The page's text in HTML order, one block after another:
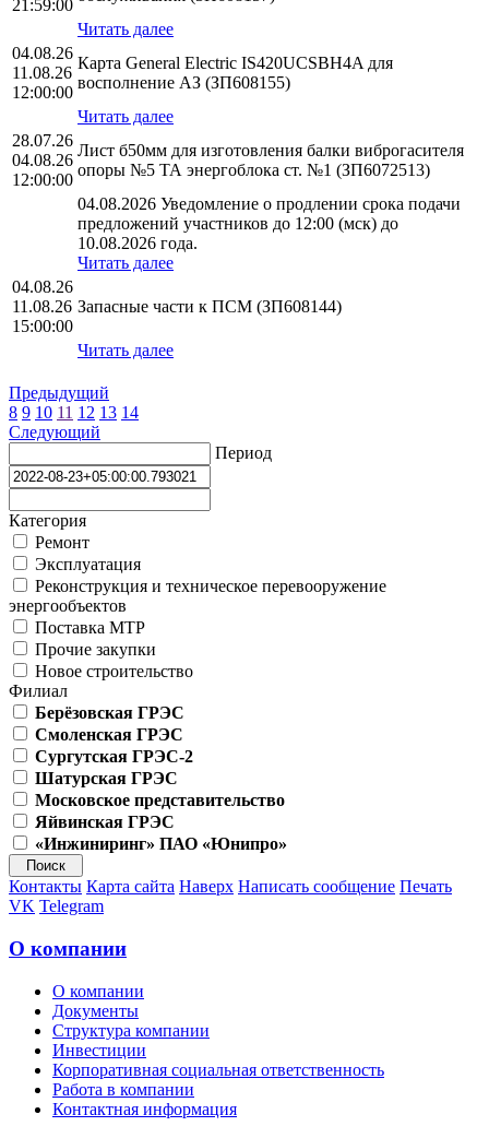
21:59:00
Читать далее
04.08.26
11.08.26
12:00:00
Карта General Electric IS420UCSBH4A для
восполнение АЗ (ЗП608155)
Читать далее
28.07.26
04.08.26
12:00:00
Лист б50мм для изготовления балки виброгасителя
опоры №5 ТА энергоблока ст. №1 (ЗП6072513)
04.08.2026 Уведомление о продлении срока подачи
предложений участников до 12:00 (мск) до
10.08.2026 года.
Читать далее
04.08.26
11.08.26
15:00:00
Запасные части к ПСМ (ЗП608144)
Читать далее
Предыдущий
8 9 10 11 12 13 14
Следующий
Период
Категория
Ремонт
Эксплуатация
Реконструкция и техническое перевооружение
энергообъектов
Поставка МТР
Прочие закупки
Новое строительство
Филиал
Берёзовская ГРЭС
Смоленская ГРЭС
Сургутская ГРЭС-2
Шатурская ГРЭС
Московское представительство
Яйвинская ГРЭС
«Инжиниринг» ПАО «Юнипро»
Контакты Карта сайта Наверх Написать сообщение Печать
VK Telegram
О компании
О компании
Документы
Структура компании
Инвестиции
Корпоративная социальная ответственность
Работа в компании
Контактная информация